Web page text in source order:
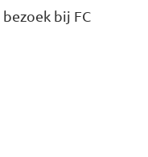
bij FC